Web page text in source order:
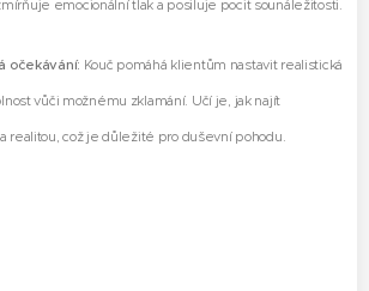
emocionální tlak a posiluje pocit sounáležitosti.
očekávání: Kouč pomáhá klientům nastavit realistická
vůči možnému zklamání. Učí je, jak najít
realitou, což je důležité pro duševní pohodu.